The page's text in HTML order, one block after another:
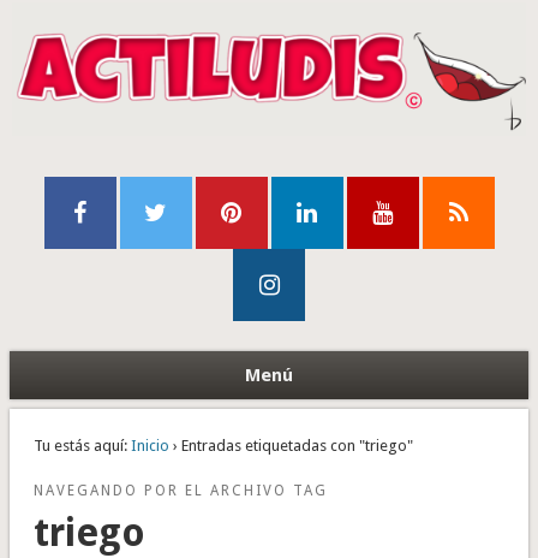
Menú
Tu estás aquí: Inicio › Entradas etiquetadas con "triego"
NAVEGANDO POR EL ARCHIVO TAG
triego